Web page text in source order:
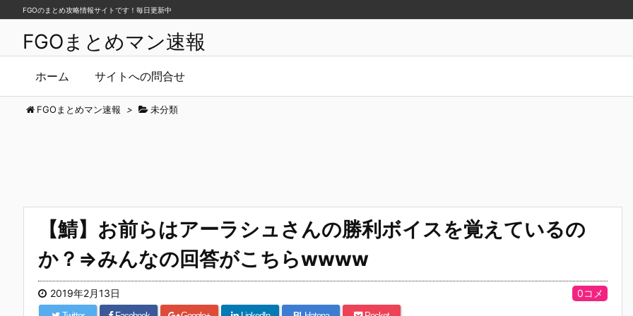
FGOまとめマン速報
ホーム サイトへの問合せ
FGOのまとめ攻略情報サイトです！毎日更新中
FGOまとめマン速報 > 未分類
【鯖】お前らはアーラシュさんの勝利ボイスを覚えているの
か？⇒みんなの回答がこちらwwww
2019年2月13日 0コメ